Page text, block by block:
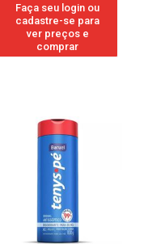
Faça seu login ou
cadastre-se para
ver preços e
comprar